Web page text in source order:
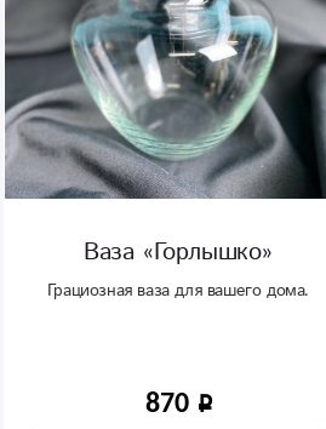
Ваза «Горлышко»
Грациозная ваза для вашего дома.
870